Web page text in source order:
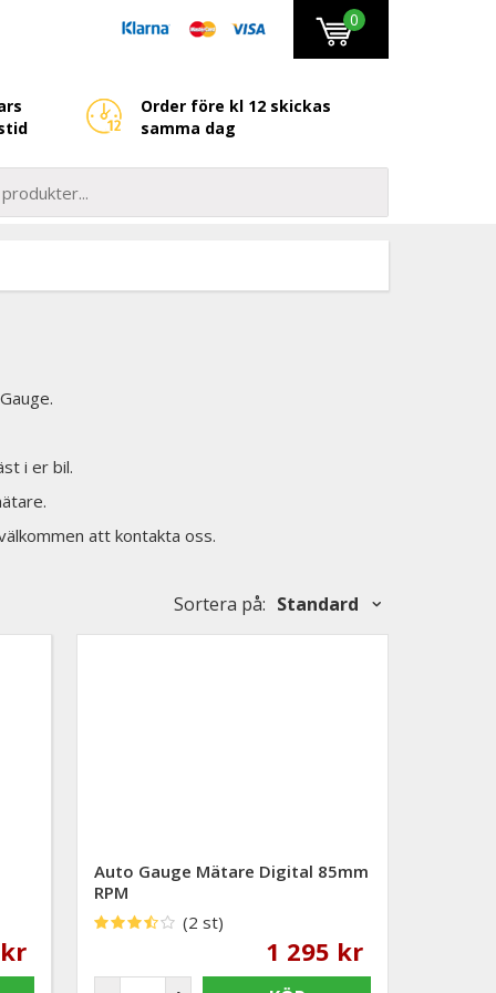
0
Order före kl 12 skickas
samma dag
i er bil.
att kontakta oss.
Sortera på: Standard
Auto Gauge Mätare Digital 85mm
RPM
(2 st)
1 295 kr